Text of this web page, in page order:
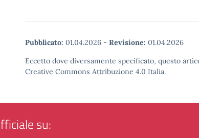
Pubblicato: 01.04.2026 - Revisione: 01.04.2026
Eccetto dove diversamente specificato, questo
Creative Commons Attribuzione 4.0 Italia.
su: